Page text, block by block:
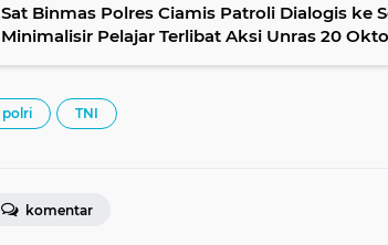
Sat Binmas Polres Ciamis Patroli Dialogis ke
Minimalisir Pelajar Terlibat Aksi Unras 20
polri TNI
komentar